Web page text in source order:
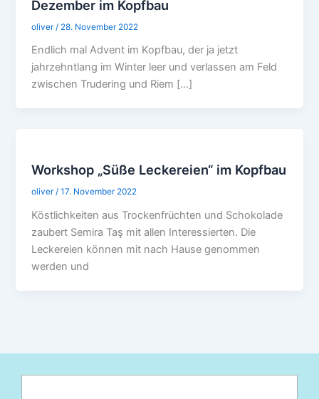
Dezember im Kopfbau
oliver / 28. November 2022
Endlich mal Advent im Kopfbau, der ja jetzt
jahrzehntlang im Winter leer und verlassen am Feld
zwischen Trudering und Riem […]
Workshop „Süße Leckereien“ im Kopfbau
oliver/17. November 2022
Köstlichkeiten aus Trockenfrüchten und Schokolade
zaubert Semira Taş mit allen Interessierten. Die
Leckereien können mit nach Hause genommen
werden und